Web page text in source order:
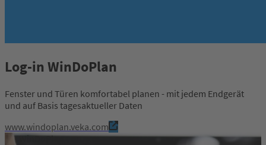
Log-in WinDoPlan
Fenster und Türen komfortabel planen - mit jedem Endgerät
und auf Basis tagesaktueller Daten
www.windoplan.veka.com
WinDoPlan